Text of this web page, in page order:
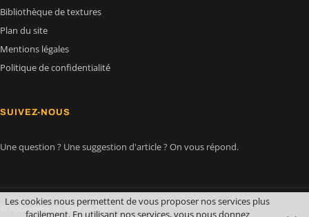
Bibliothèque de textures
Plan du site
Mentions légales
Politique de confidentialité
SUIVEZ-NOUS
Une question ? Une suggestion d'article ? On vous répond.
© Apprendre-la-3D.fr — 2026
Les cookies nous permettent de vous proposer nos services plus
facilement. En utilisant nos services, vous nous donnez